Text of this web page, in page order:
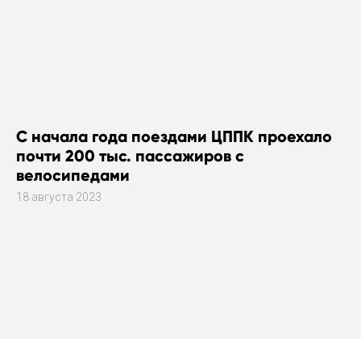
С начала года поездами ЦППК проехало
почти 200 тыс. пассажиров с
велосипедами
18 августа 2023